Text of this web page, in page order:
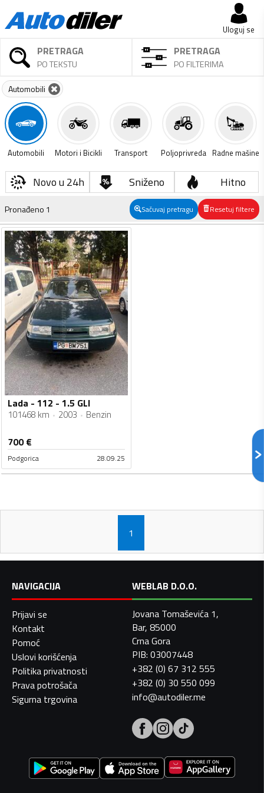
Uloguj se
PRETRAGA
PO TEKSTU
PRETRAGA
PO FILTERIMA
Automobili
Automobili Motori i Bicikli Transport Poljoprivreda Radne mašine
Novo u 24h Sniženo Hitno
Pronađeno 1 Sačuvaj pretragu Resetuj filtere
Lada - 112 - 1.5 GLI
101468 km 2003 Benzin
700€
Podgorica 28.09.25
1
NAVIGACIJA
Prijavi se
Kontakt
Pomoć
Uslovi korišćenja
Politika privatnosti
Prava potrošača
Sigurna trgovina
WEBLAB D.O.O.
Jovana Tomaševića 1,
Bar, 85000
Crna Gora
PIB: 03007448
+382 (0) 67 312 555
+382 (0) 30 550 099
info@autodiler.me